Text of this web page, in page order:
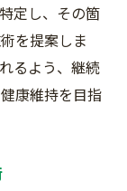
定し、その箇
を提案しま
るよう、継続
康維持を目指